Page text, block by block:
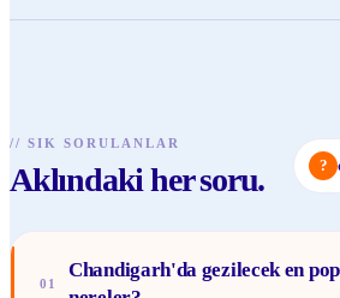
// SIK SORULANLAR
Aklındaki her soru. ?
01
Chandigarh'da gezilecek en